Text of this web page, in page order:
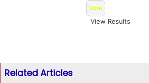
View Results
Related Articles